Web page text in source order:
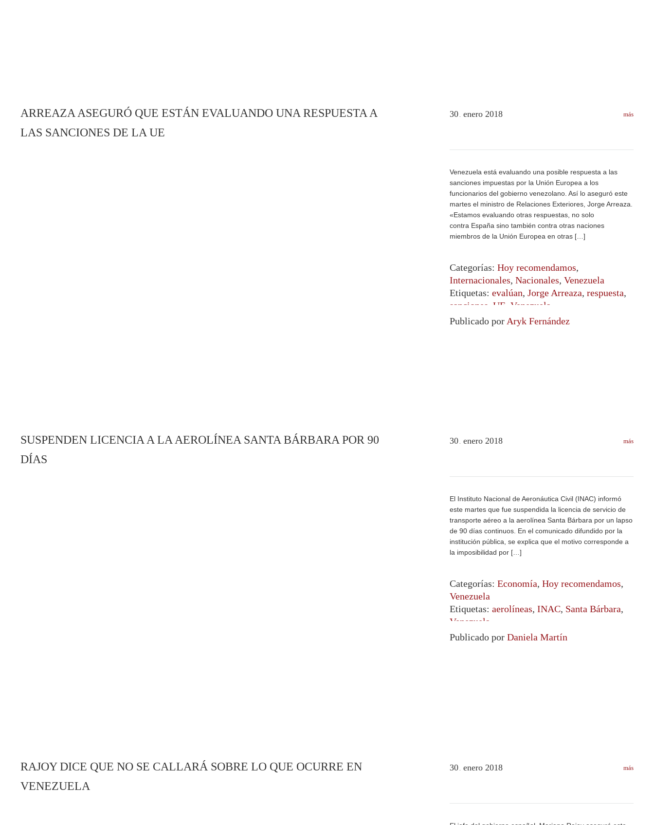
ARREAZA ASEGURÓ QUE ESTÁN EVALUANDO UNA RESPUESTA A
LAS SANCIONES DE LA UE
30 enero 2018
Venezuela está evaluando una posible respuesta a las
sanciones impuestas por la Unión Europea a los
funcionarios del gobierno venezolano. Así lo aseguró este
martes el ministro de Relaciones Exteriores, Jorge Arreaza.
«Estamos evaluando otras respuestas, no solo
contra España sino también contra otras naciones
miembros de la Unión Europea en otras […]
más
Categorías: Hoy recomendamos,
Internacionales, Nacionales, Venezuela
Etiquetas: evalúan, Jorge Arreaza, respuesta,
sanciones UE Venezuela
Publicado por Aryk Fernández
SUSPENDEN LICENCIA A LA AEROLÍNEA SANTA BÁRBARA POR 90
DÍAS
30 enero 2018
El Instituto Nacional de Aeronáutica Civil (INAC) informó
este martes que fue suspendida la licencia de servicio de
transporte aéreo a la aerolínea Santa Bárbara por un lapso
de 90 días continuos. En el comunicado difundido por la
institución pública, se explica que el motivo corresponde a
la imposibilidad por […]
más
Categorías: Economía, Hoy recomendamos,
Venezuela
Etiquetas: aerolíneas, INAC, Santa Bárbara,
Venezuela
Publicado por Daniela Martín
RAJOY DICE QUE NO SE CALLARÁ SOBRE LO QUE OCURRE EN
VENEZUELA
30 enero 2018 más